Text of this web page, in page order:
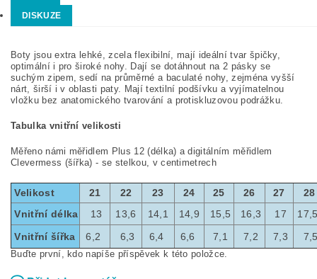
DISKUZE
Boty jsou extra lehké, zcela flexibilní, mají ideální tvar špičky,
optimální i pro široké nohy. Dají se dotáhnout na 2 pásky se
suchým zipem, sedí na průměrné a baculaté nohy, zejména vyšší
nárt, širší i v oblasti paty. Mají textilní podšívku a vyjímatelnou
vložku bez anatomického tvarování a protiskluzovou podrážku.
Tabulka vnitřní velikosti
Měřeno námi měřidlem Plus 12 (délka) a digitálním měřidlem
Clevermess (šířka) - se stelkou, v centimetrech
Velikost 21 22 23 24 25 26 27
28
Vnitřní délka
13 13,6 14,1 14,9 15,5 16,3 17
Vnitřní šířka
6,2 6,3 6,4 6,6 7,1 7,2 7,3
Buďte první, kdo napíše příspěvek k této položce.